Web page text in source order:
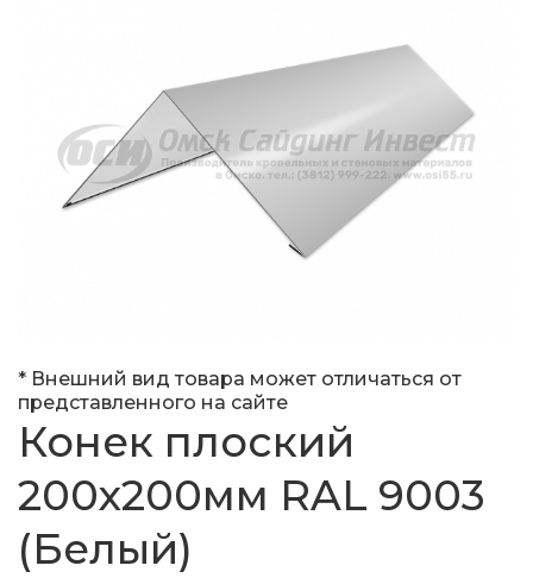
* Внешний вид товара может отличаться от
представленного на сайте
Конек плоский
200x200мм RAL 9003
(Белый)